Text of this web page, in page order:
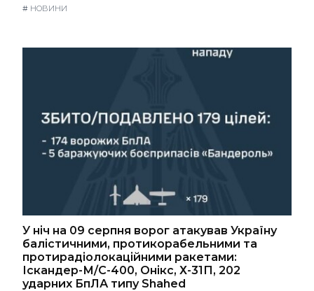
# НОВИНИ
У ніч на 09 серпня ворог атакував Україну
балістичними, протикорабельними та
протирадіолокаційними ракетами:
Іскандер-М/С-400, Онікс, Х-31П, 202
ударних БпЛА типу Shahed